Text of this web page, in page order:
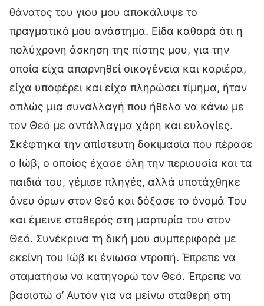
θάνατος του γιου μου αποκάλυψε το
πραγματικό μου ανάστημα. Είδα καθαρά ότι η
πολύχρονη άσκηση της πίστης μου, για την
οποία είχα απαρνηθεί οικογένεια και καριέρα,
είχα υποφέρει και είχα πληρώσει τίμημα, ήταν
απλώς μια συναλλαγή που ήθελα να κάνω με
τον Θεό με αντάλλαγμα χάρη και ευλογίες.
Σκέφτηκα την απίστευτη δοκιμασία που πέρασε
ο Ιώβ, ο οποίος έχασε όλη την περιουσία και τα
παιδιά του, γέμισε πληγές, αλλά υποτάχθηκε
άνευ όρων στον Θεό και δόξασε το όνομά Του
και έμεινε σταθερός στη μαρτυρία του στον
Θεό. Συνέκρινα τη δική μου συμπεριφορά με
εκείνη του Ιώβ κι ένιωσα ντροπή. Έπρεπε να
σταματήσω να κατηγορώ τον Θεό. Έπρεπε να
βασιστώ σ’ Αυτόν για να μείνω σταθερή στη